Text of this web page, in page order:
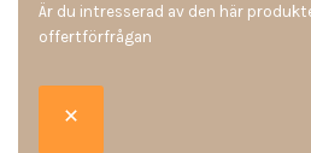
Är du intresserad av den här
offertförfrågan